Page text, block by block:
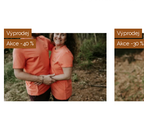
n
í
p
r
o
Abecedně
V
ý
p
i
s
p
Výprodej
-40 %
Výprodej
-30 %